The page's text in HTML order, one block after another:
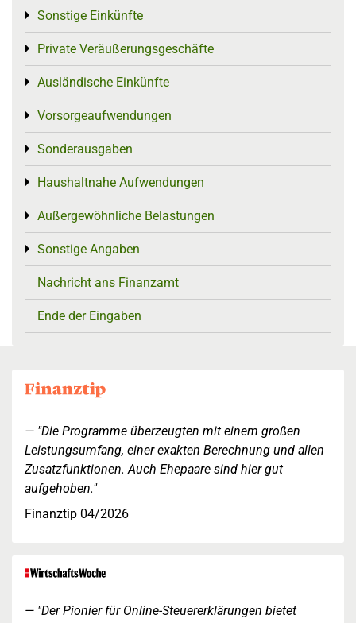
Sonstige Einkünfte
Toggle menu
Private Veräußerungsgeschäfte
Toggle menu
Ausländische Einkünfte
Toggle menu
Vorsorgeaufwendungen
Toggle menu
Sonderausgaben
Toggle menu
Haushaltnahe Aufwendungen
Toggle menu
Außergewöhnliche Belastungen
Toggle menu
Sonstige Angaben
Toggle menu
Nachricht ans Finanzamt
Ende der Eingaben
"Die Programme überzeugten mit einem großen
Leistungsumfang, einer exakten Berechnung und allen
Zusatzfunktionen. Auch Ehepaare sind hier gut
aufgehoben."
Finanztip 04/2026
"Der Pionier für Online-Steuererklärungen bietet